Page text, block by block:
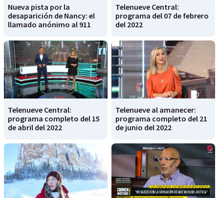
Nueva pista por la
desaparición de Nancy: el
llamado anónimo al 911
Telenueve Central:
programa del 07 de febrero
del 2022
Telenueve Central:
programa completo del 15
de abril del 2022
Telenueve al amanecer:
programa completo del 21
de junio del 2022